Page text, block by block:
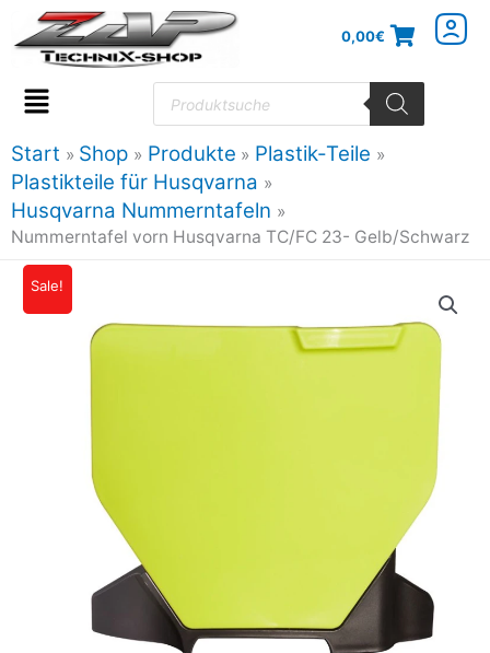
Inhalt
springen
0,00€
Flyout
Menu
Products
search
Start Shop Produkte
Plastik-Teile
Plastikteile für Husqvarna
Husqvarna Nummerntafeln
Nummerntafel vorn Husqvarna TC/FC 23- Gelb/Schwarz
Sale!
Preis
Preis